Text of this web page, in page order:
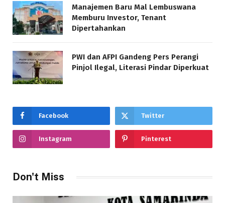
Manajemen Baru Mal Lembuswana
Memburu Investor, Tenant
Dipertahankan
PWI dan AFPI Gandeng Pers Perangi
Pinjol Ilegal, Literasi Pindar Diperkuat
Facebook Twitter
Instagram Pinterest
Don't Miss